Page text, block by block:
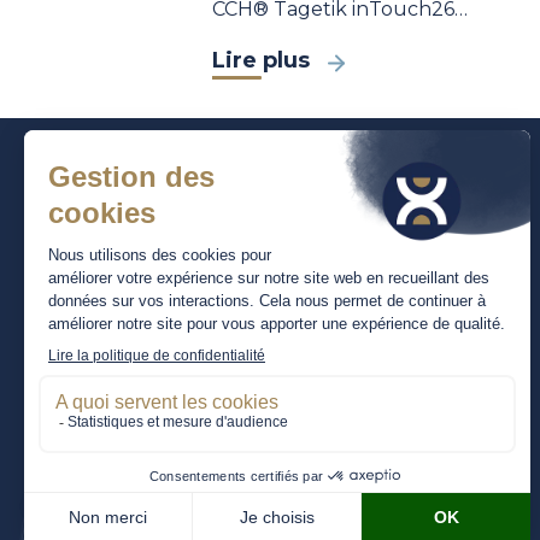
CCH® Tagetik inTouch26…
Lire plus
11-13 cours Valmy
92977 – Paris La Défense Cedex
Tel : +33 (0)1 49 68 20 00
contact@primexis.fr
Membre de l'Ordre
des Experts-Comptables
mondial
LEA Global